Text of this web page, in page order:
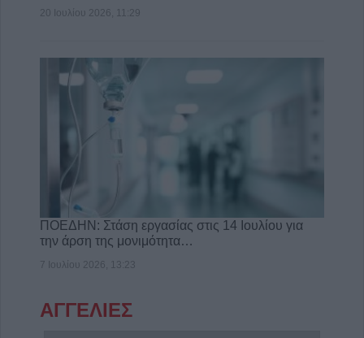
20 Ιουλίου 2026, 11:29
ΠΟΕΔΗΝ: Στάση εργασίας στις 14 Ιουλίου για
την άρση της μονιμότητα…
7 Ιουλίου 2026, 13:23
ΑΓΓΕΛΙΕΣ